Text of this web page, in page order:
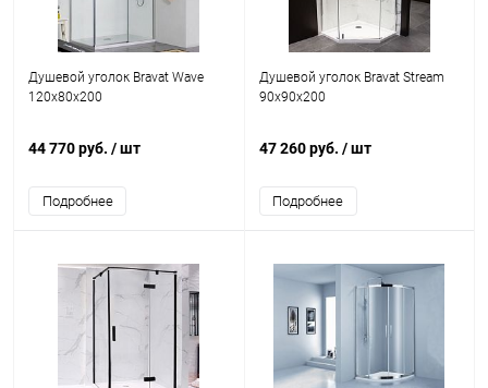
Душевой уголок Bravat Wave
120х80х200
44 770 руб. / шт
Подробнее
Душевой уголок Bravat Stream
90х90х200
47 260 руб. / шт
Подробнее